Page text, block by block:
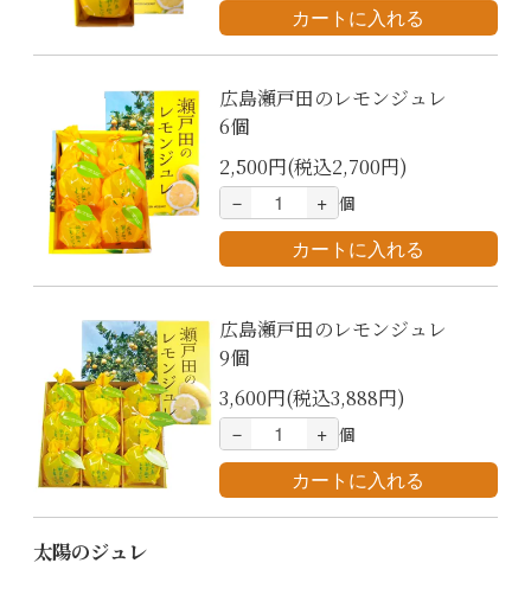
広島瀬戸田のレモンジュレ
6個
2,500円(税込2,700円)
－
+ 個
広島瀬戸田のレモンジュレ
9個
3,600円(税込3,888円)
－
+ 個
太陽のジュレ